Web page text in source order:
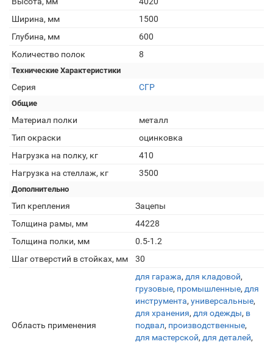
Ширина, мм
1500
Глубина, мм
600
Количество полок
8
Технические Характеристики
Серия СГР
Общие
Материал полки
металл
Тип окраски
оцинковка
Нагрузка на полку, кг
410
Нагрузка на стеллаж, кг
3500
Дополнительно
Тип крепления
Зацепы
Толщина рамы, мм
44228
Толщина полки, мм
0.5-1.2
Шаг отверстий в стойках, мм
30
Область применения
для гаража, для кладовой,
грузовые, промышленные, для
инструмента, универсальные,
для хранения, для одежды, в
подвал, производственные,
для мастерской, для деталей,